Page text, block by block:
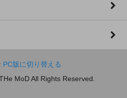
PC版に切り替える
MoD All Rights Reserved.